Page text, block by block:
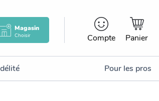
Magasin
Choisir Compte Panier
Pour les pros